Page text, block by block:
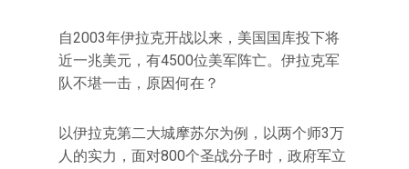
自2003年伊拉克开战以来，美国国库投下将
近一兆美元，有4500位美军阵亡。伊拉克军
队不堪一击，原因何在？
以伊拉克第二大城摩苏尔为例，以两个师3万
人的实力，面对800个圣战分子时，政府军立